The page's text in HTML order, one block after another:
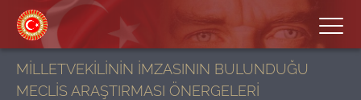
MİLLETVEKİLİNİN İMZASININ BULUNDUĞU
MECLİS ARAŞTIRMASI ÖNERGELERİ